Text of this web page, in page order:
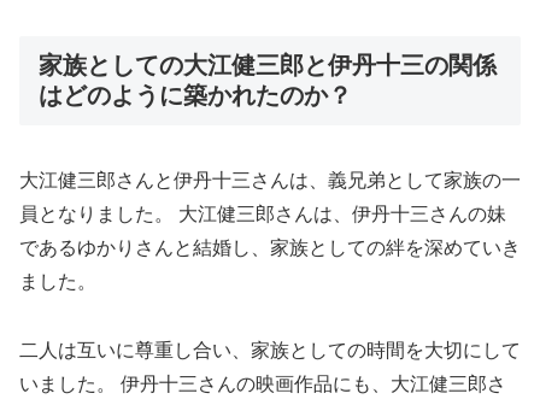
家族としての大江健三郎と伊丹十三の関係
はどのように築かれたのか？
大江健三郎さんと伊丹十三さんは、義兄弟として家族の一
員となりました。 大江健三郎さんは、伊丹十三さんの妹
であるゆかりさんと結婚し、家族としての絆を深めていき
ました。
二人は互いに尊重し合い、家族としての時間を大切にして
いました。 伊丹十三さんの映画作品にも、大江健三郎さ